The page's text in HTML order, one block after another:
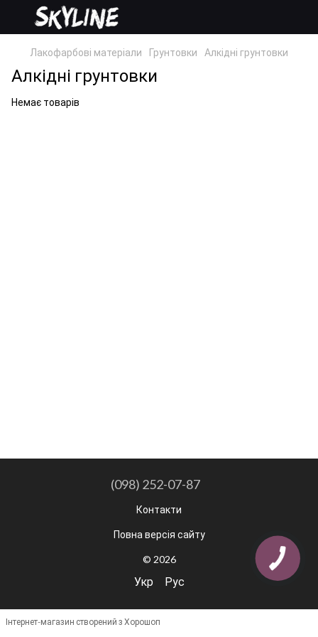
Лакофарбові матеріали Грунтовки Алкідні грунтовки
Алкідні грунтовки
Немає товарів
(098) 252-07-87
Контакти
Повна версія сайту
© 2026
Укр Рус
Інтернет-магазин створений з Хорошоп